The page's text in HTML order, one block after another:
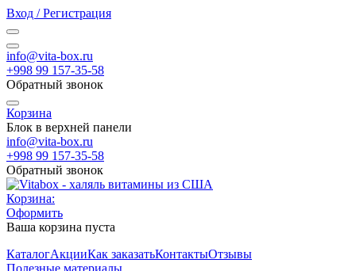
Вход / Регистрация
info@vita-box.ru
+998 99 157-35-58
Обратный звонок
Корзина
Блок в верхней панели
info@vita-box.ru
+998 99 157-35-58
Обратный звонок
Корзина:
Оформить
Ваша корзина пуста
КаталогАкцииКак заказатьКонтактыОтзывы
Полезные материалы